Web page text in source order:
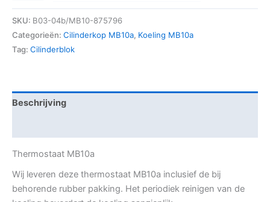
SKU: B03-04b/MB10-875796
Categorieën: Cilinderkop MB10a, Koeling MB10a
Tag: Cilinderblok
Beschrijving
Thermostaat MB10a
Wij leveren deze thermostaat MB10a inclusief de bij
behorende rubber pakking. Het periodiek reinigen van de